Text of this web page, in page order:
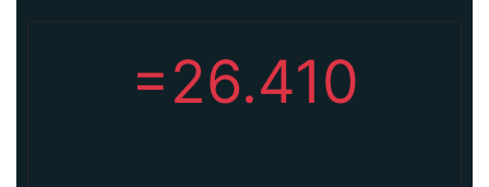
=26.410